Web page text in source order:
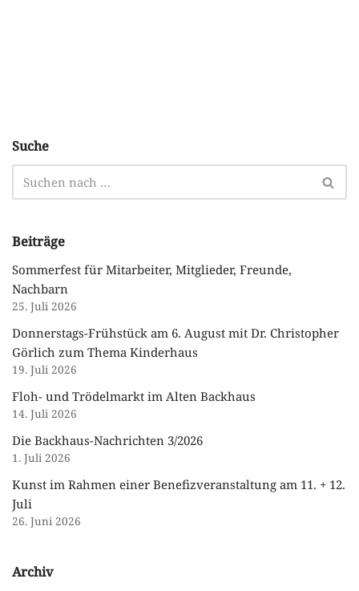
Suche
Beiträge
Sommerfest für Mitarbeiter, Mitglieder, Freunde,
Nachbarn
25. Juli 2026
Donnerstags-Frühstück am 6. August mit Dr. Christopher
Görlich zum Thema Kinderhaus
19. Juli 2026
Floh- und Trödelmarkt im Alten Backhaus
14. Juli 2026
Die Backhaus-Nachrichten 3/2026
1. Juli 2026
Kunst im Rahmen einer Benefizveranstaltung am 11. + 12.
Juli
26. Juni 2026
Archiv